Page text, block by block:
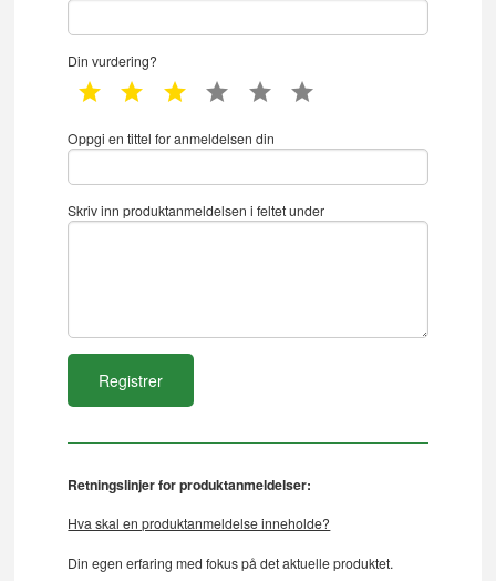
Din vurdering?
1 star 2 star 3 star 4 star 5 star
Oppgi en tittel for anmeldelsen din
Skriv inn produktanmeldelsen i feltet under
Retningslinjer for produktanmeldelser:
Hva skal en produktanmeldelse inneholde?
Din egen erfaring med fokus på det aktuelle produktet.